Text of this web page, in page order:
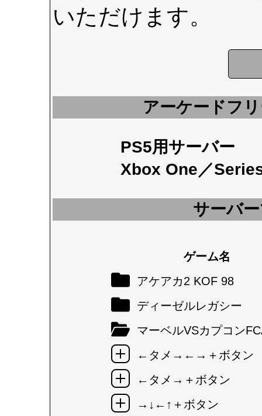
いただけます。
アーケードフ
PS5用サーバー
Xbox One／
サーバ
ゲーム名
アケアカ2 KOF 98
ディーゼルレガシー
マーベルVSカプコン
←タメ→←→＋ボタン
←タメ→＋ボタン
→↓←↑＋ボタン